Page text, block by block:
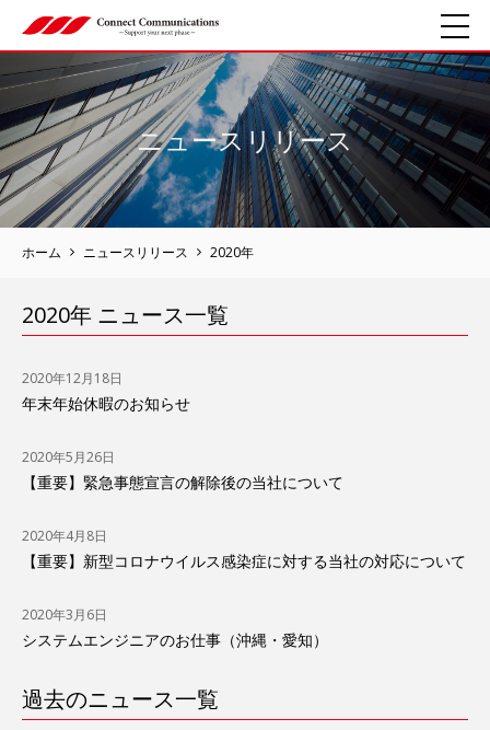
ニュースリリース
ホーム ニュースリリース 2020年
2020年 ニュース一覧
2020年12月18日
年末年始休暇のお知らせ
2020年5月26日
【重要】緊急事態宣言の解除後の当社について
2020年4月8日
【重要】新型コロナウイルス感染症に対する当社の対応について
2020年3月6日
システムエンジニアのお仕事（沖縄・愛知）
過去のニュース一覧